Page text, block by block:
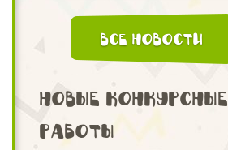
Все новости
Новые конкурсные
работы